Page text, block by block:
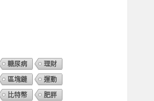
糖尿病
理財
區塊鏈
運動
比特幣
肥胖